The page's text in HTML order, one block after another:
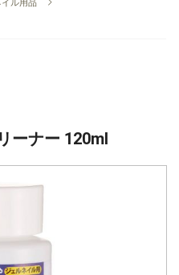
ル用品
ーナー 120ml